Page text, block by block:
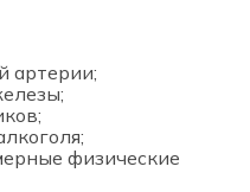
артерии;
физические